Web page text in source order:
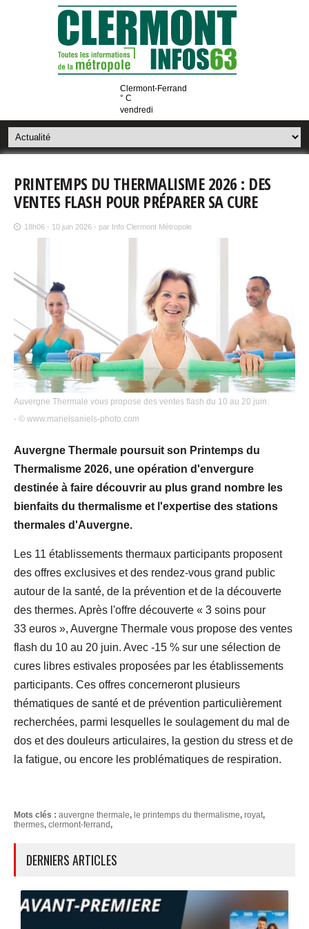
Clermont-Ferrand
° C
vendredi
PRINTEMPS DU THERMALISME 2026 : DES
VENTES FLASH POUR PRÉPARER SA CURE
18h06 - 10 juin 2026 - par Info Clermont Métropole
Auvergne Thermale vous propose des ventes flash du 10 au 20 juin.
- © www.marielsaniels-photo.com
Auvergne Thermale poursuit son Printemps du
Thermalisme 2026, une opération d'envergure
destinée à faire découvrir au plus grand nombre les
bienfaits du thermalisme et l'expertise des stations
thermales d'Auvergne.
Les 11 établissements thermaux participants proposent
des offres exclusives et des rendez-vous grand public
autour de la santé, de la prévention et de la découverte
des thermes. Après l'offre découverte « 3 soins pour
33 euros », Auvergne Thermale vous propose des ventes
flash du 10 au 20 juin. Avec -15 % sur une sélection de
cures libres estivales proposées par les établissements
participants. Ces offres concerneront plusieurs
thématiques de santé et de prévention particulièrement
recherchées, parmi lesquelles le soulagement du mal de
dos et des douleurs articulaires, la gestion du stress et de
la fatigue, ou encore les problématiques de respiration.
Mots clés : auvergne thermale, le printemps du thermalisme, royat,
thermes, clermont-ferrand,
DERNIERS ARTICLES